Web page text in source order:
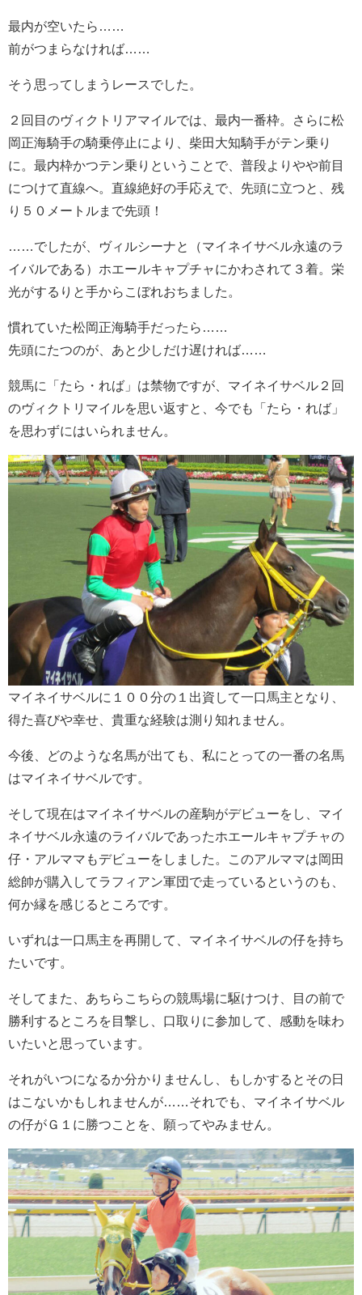
最内が空いたら……
前がつまらなければ……
そう思ってしまうレースでした。
２回目のヴィクトリアマイルでは、最内一番枠。さらに松
岡正海騎手の騎乗停止により、柴田大知騎手がテン乗り
に。最内枠かつテン乗りということで、普段よりやや前目
につけて直線へ。直線絶好の手応えで、先頭に立つと、残
り５０メートルまで先頭！
……でしたが、ヴィルシーナと（マイネイサベル永遠のラ
イバルである）ホエールキャプチャにかわされて３着。栄
光がするりと手からこぼれおちました。
慣れていた松岡正海騎手だったら……
先頭にたつのが、あと少しだけ遅ければ……
競馬に「たら・れば」は禁物ですが、マイネイサベル２回
のヴィクトリマイルを思い返すと、今でも「たら・れば」
を思わずにはいられません。
マイネイサベルに１００分の１出資して一口馬主となり、
得た喜びや幸せ、貴重な経験は測り知れません。
今後、どのような名馬が出ても、私にとっての一番の名馬
はマイネイサベルです。
そして現在はマイネイサベルの産駒がデビューをし、マイ
ネイサベル永遠のライバルであったホエールキャプチャの
仔・アルママもデビューをしました。このアルママは岡田
総帥が購入してラフィアン軍団で走っているというのも、
何か縁を感じるところです。
いずれは一口馬主を再開して、マイネイサベルの仔を持ち
たいです。
そしてまた、あちらこちらの競馬場に駆けつけ、目の前で
勝利するところを目撃し、口取りに参加して、感動を味わ
いたいと思っています。
それがいつになるか分かりませんし、もしかするとその日
はこないかもしれませんが……それでも、マイネイサベル
の仔がＧ１に勝つことを、願ってやみません。